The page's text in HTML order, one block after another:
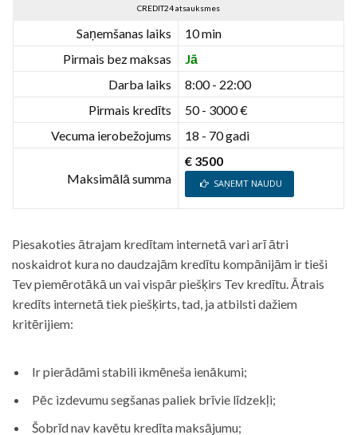
CREDIT24 atsauksmes
Saņemšanas laiks
10 min
Pirmais bez maksas
Jā
Darba laiks
8:00 - 22:00
Pirmais kredīts
50 - 3000 €
Vecuma ierobežojums
18 - 70 gadi
Maksimālā summa
€ 3500
SAŅEMT NAUDU
Piesakoties ātrajam kredītam internetā vari arī ātri
noskaidrot kura no daudzajām kredītu kompānijām ir tieši
Tev piemērotākā un vai vispār piešķirs Tev kredītu. Ātrais
kredīts internetā tiek piešķirts, tad, ja atbilsti dažiem
kritērijiem:
Ir pierādāmi stabili ikmēneša ienākumi;
Pēc izdevumu segšanas paliek brīvie līdzekļi;
Šobrīd nav kavētu kredīta maksājumu;